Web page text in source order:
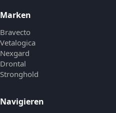
Marken
Bravecto
Vetalogica
Nexgard
Drontal
Stronghold
Navigieren